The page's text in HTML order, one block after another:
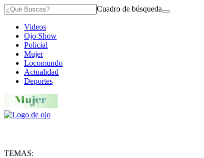
Cuadro de búsqueda
Videos
Ojo Show
Policial
Mujer
Locomundo
Actualidad
Deportes
TEMAS: